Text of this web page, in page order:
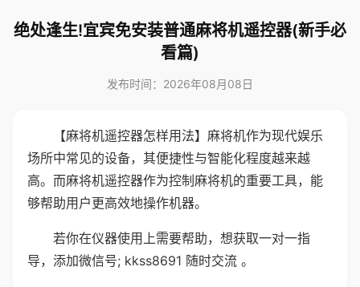
绝处逢生!宜宾免安装普通麻将机遥控器(新手必
看篇)
发布时间：2026年08月08日
【麻将机遥控器怎样用法】麻将机作为现代娱乐
场所中常见的设备，其便捷性与智能化程度越来越
高。而麻将机遥控器作为控制麻将机的重要工具，能
够帮助用户更高效地操作机器。
若你在仪器使用上需要帮助，想获取一对一指
导，添加微信号; kkss8691 随时交流 。